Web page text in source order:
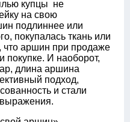
купцы не
на свою
подлиннее или
покупалась ткань или
что аршин при продаже
покупке. И наоборот,
длина аршина
подход,
и стали
выражения.